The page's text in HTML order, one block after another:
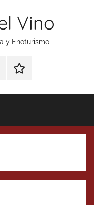
Vino
y Enoturismo
Contacto